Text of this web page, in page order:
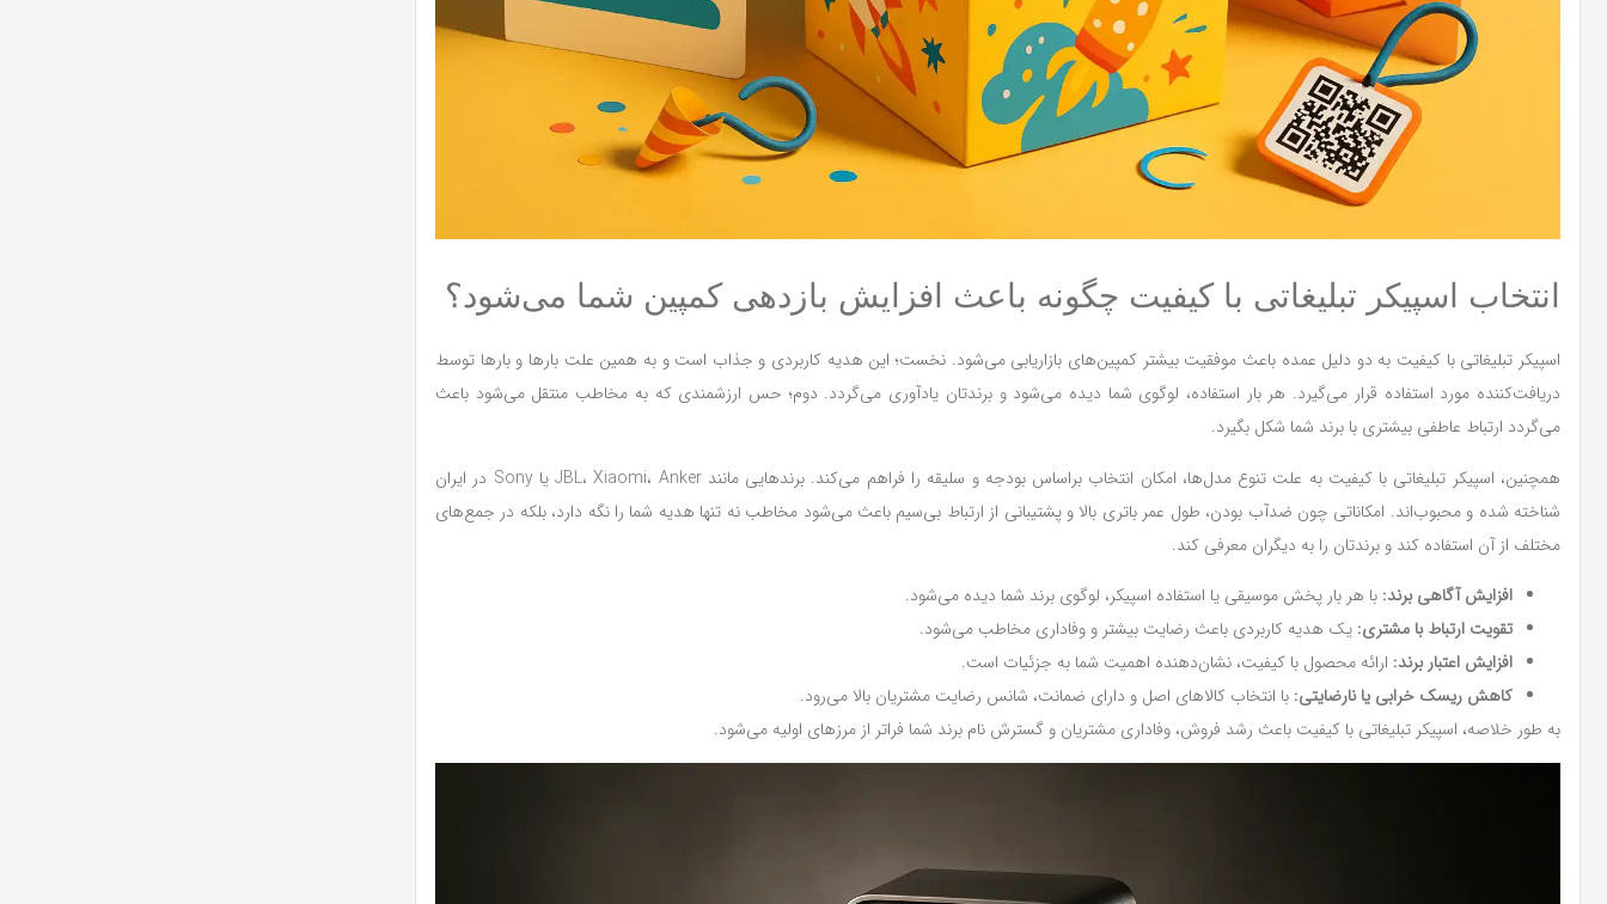
انتخاب اسپیکر تبلیغاتی با کیفیت چگونه باعث افزایش بازدهی کمپین شما می‌شود؟
اسپیکر تبلیغاتی با کیفیت به دو دلیل عمده باعث موفقیت بیشتر کمپین‌های بازاریابی می‌شود. نخست؛ این هدیه کاربردی و جذاب است و به همین علت بارها و بارها توسط
دریافت‌کننده مورد استفاده قرار می‌گیرد. هر بار استفاده، لوگوی شما دیده می‌شود و برندتان یادآوری می‌گردد. دوم؛ حس ارزشمندی که به مخاطب منتقل می‌شود باعث
می‌گردد ارتباط عاطفی بیشتری با برند شما شکل بگیرد.
همچنین، اسپیکر تبلیغاتی با کیفیت به علت تنوع مدل‌ها، امکان انتخاب براساس بودجه و سلیقه را فراهم می‌کند. برندهایی مانند JBL، Xiaomi، Anker یا Sony در ایران
شناخته شده و محبوب‌اند. امکاناتی چون ضدآب بودن، طول عمر باتری بالا و پشتیبانی از ارتباط بی‌سیم باعث می‌شود مخاطب نه تنها هدیه شما را نگه دارد، بلکه در جمع‌های
مختلف از آن استفاده کند و برندتان را به دیگران معرفی کند.
افزایش آگاهی برند: با هر بار پخش موسیقی یا استفاده اسپیکر، لوگوی برند شما دیده می‌شود.
تقویت ارتباط با مشتری: یک هدیه کاربردی باعث رضایت بیشتر و وفاداری مخاطب می‌شود.
افزایش اعتبار برند: ارائه محصول با کیفیت، نشان‌دهنده اهمیت شما به جزئیات است.
کاهش ریسک خرابی یا نارضایتی: با انتخاب کالاهای اصل و دارای ضمانت، شانس رضایت مشتریان بالا می‌رود.
به طور خلاصه، اسپیکر تبلیغاتی با کیفیت باعث رشد فروش، وفاداری مشتریان و گسترش نام برند شما فراتر از مرزهای اولیه می‌شود.